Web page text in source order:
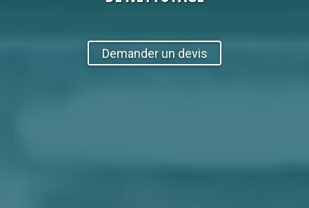
Demander un devis